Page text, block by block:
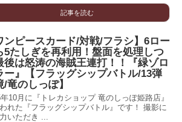
記事を読む
ンピースカード/対戦/フラシ】6ロー
5たしぎを再利用！盤面を処理しつ
後は怒涛の海賊王連打！！『緑ゾロ
ー』【フラッグシップバトル/13弾
/竜のしっぽ】
10月に『トレカショップ 竜のしっぽ姫路店』
れた『フラッグシップバトル』です！ 撮影に
いただき ...